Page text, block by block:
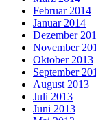
Februar 2014
Januar 2014
Dezember
November
Oktober 2013
September
August 2013
Juli 2013
Juni 2013